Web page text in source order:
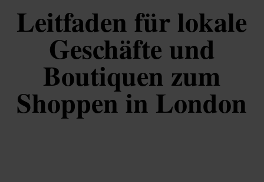
Leitfaden für lokale
Geschäfte und
Boutiquen zum
Shoppen in London